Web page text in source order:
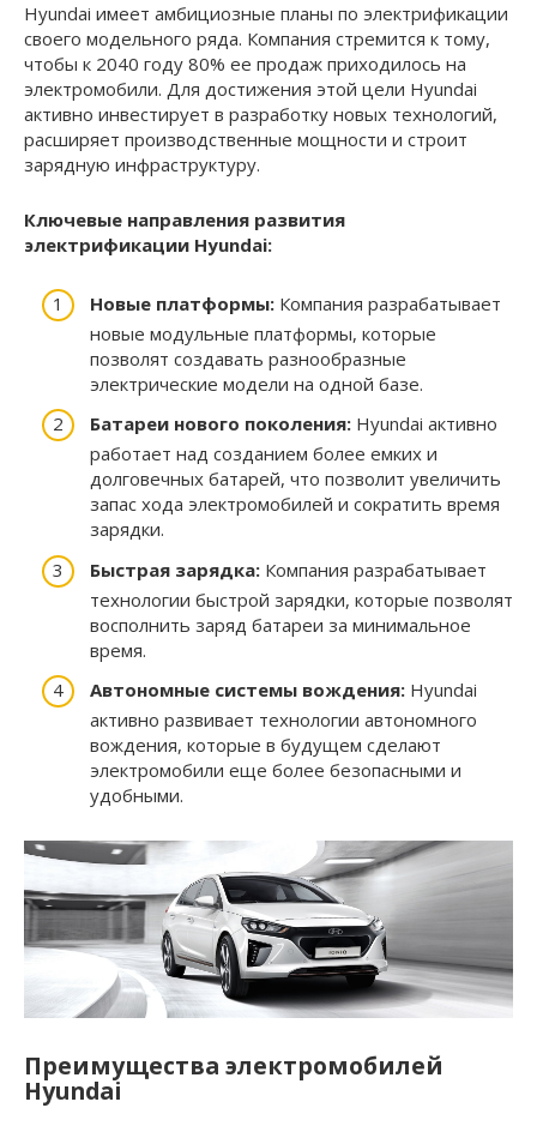
Hyundai имеет амбициозные планы по электрификации
своего модельного ряда. Компания стремится к тому,
чтобы к 2040 году 80% ее продаж приходилось на
электромобили. Для достижения этой цели Hyundai
активно инвестирует в разработку новых технологий,
расширяет производственные мощности и строит
зарядную инфраструктуру.
Ключевые направления развития
электрификации Hyundai:
Новые платформы: Компания разрабатывает
новые модульные платформы, которые
позволят создавать разнообразные
электрические модели на одной базе.
Батареи нового поколения: Hyundai активно
работает над созданием более емких и
долговечных батарей, что позволит увеличить
запас хода электромобилей и сократить время
зарядки.
Быстрая зарядка: Компания разрабатывает
технологии быстрой зарядки, которые позволят
восполнить заряд батареи за минимальное
время.
Автономные системы вождения: Hyundai
активно развивает технологии автономного
вождения, которые в будущем сделают
электромобили еще более безопасными и
удобными.
Преимущества электромобилей
Hyundai